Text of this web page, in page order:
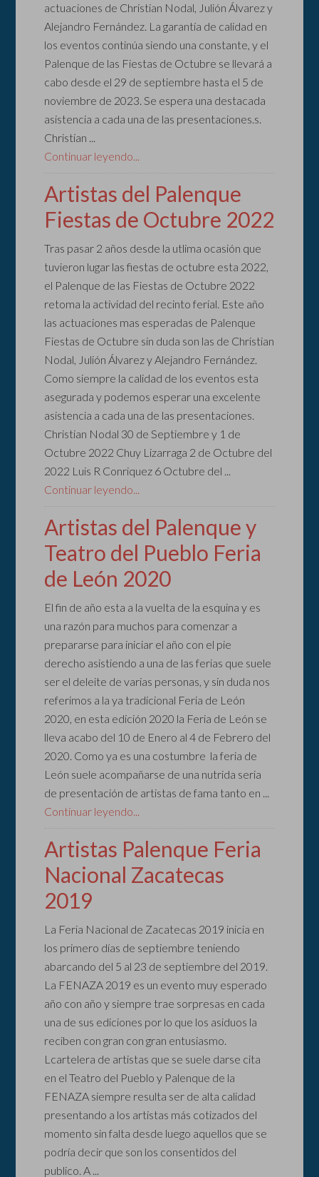
actuaciones de Christian Nodal, Julión Álvarez y
Alejandro Fernández. La garantía de calidad en
los eventos continúa siendo una constante, y el
Palenque de las Fiestas de Octubre se llevará a
cabo desde el 29 de septiembre hasta el 5 de
noviembre de 2023. Se espera una destacada
asistencia a cada una de las presentaciones.s.
Christian ...
Continuar leyendo...
Artistas del Palenque
Fiestas de Octubre 2022
Tras pasar 2 años desde la utlima ocasión que
tuvieron lugar las fiestas de octubre esta 2022,
el Palenque de las Fiestas de Octubre 2022
retoma la actividad del recinto ferial. Este año
las actuaciones mas esperadas de Palenque
Fiestas de Octubre sin duda son las de Christian
Nodal, Julión Álvarez y Alejandro Fernández.
Como siempre la calidad de los eventos esta
asegurada y podemos esperar una excelente
asistencia a cada una de las presentaciones.
Christian Nodal 30 de Septiembre y 1 de
Octubre 2022 Chuy Lizarraga 2 de Octubre del
2022 Luis R Conriquez 6 Octubre del ...
Continuar leyendo...
Artistas del Palenque y
Teatro del Pueblo Feria
de León 2020
El fin de año esta a la vuelta de la esquina y es
una razón para muchos para comenzar a
prepararse para iniciar el año con el pie
derecho asistiendo a una de las ferias que suele
ser el deleite de varias personas, y sin duda nos
referimos a la ya tradicional Feria de León
2020, en esta edición 2020 la Feria de León se
lleva acabo del 10 de Enero al 4 de Febrero del
2020. Como ya es una costumbre la feria de
León suele acompañarse de una nutrida seria
de presentación de artistas de fama tanto en ...
Continuar leyendo...
Artistas Palenque Feria
Nacional Zacatecas
2019
La Feria Nacional de Zacatecas 2019 inicia en
los primero días de septiembre teniendo
abarcando del 5 al 23 de septiembre del 2019.
La FENAZA 2019 es un evento muy esperado
año con año y siempre trae sorpresas en cada
una de sus ediciones por lo que los asiduos la
reciben con gran con gran entusiasmo.
Lcartelera de artistas que se suele darse cita
en el Teatro del Pueblo y Palenque de la
FENAZA siempre resulta ser de alta calidad
presentando a los artistas más cotizados del
momento sin falta desde luego aquellos que se
podría decir que son los consentidos del
publico. A ...